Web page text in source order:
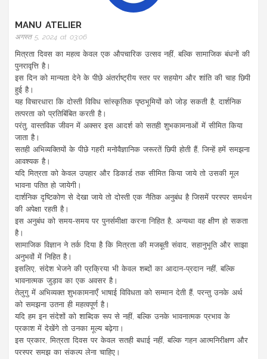
MANU ATELIER
अगस्त 5, 2024 at 03:06
मित्रता दिवस का महत्व केवल एक औपचारिक उत्सव नहीं, बल्कि सामाजिक बंधनों की
पुनरावृत्ति है।
इस दिन को मान्यता देने के पीछे अंतर्राष्ट्रीय स्तर पर सहयोग और शांति की चाह छिपी
हुई है।
यह विचारधारा कि दोस्ती विविध सांस्कृतिक पृष्ठभूमियों को जोड़ सकती है, दार्शनिक
तत्परता को प्रतिबिंबित करती है।
परंतु, वास्तविक जीवन में अक्सर इस आदर्श को सतही शुभकामनाओं में सीमित किया
जाता है।
सतही अभिव्यक्तियों के पीछे गहरी मनोवैज्ञानिक जरूरतें छिपी होती हैं, जिन्हें हमें समझना
आवश्यक है।
यदि मित्रता को केवल उपहार और डिकार्ड तक सीमित किया जाये तो उसकी मूल
भावना पतित हो जायेगी।
दार्शनिक दृष्टिकोण से देखा जाये तो दोस्ती एक नैतिक अनुबंध है जिसमें परस्पर समर्थन
की अपेक्षा रहती है।
इस अनुबंध को समय-समय पर पुनर्समीक्षा करना निहित है, अन्यथा वह क्षीण हो सकता
है।
सामाजिक विज्ञान ने तर्क दिया है कि मित्रता की मजबूती संवाद, सहानुभूति और साझा
अनुभवों में निहित है।
इसलिए, संदेश भेजने की प्रक्रिया भी केवल शब्दों का आदान-प्रदान नहीं, बल्कि
भावनात्मक जुड़ाव का एक अवसर है।
तेलुगु में अभिव्यक्त शुभकामनाएँ भाषाई विविधता को सम्मान देती हैं, परन्तु उनके अर्थ
को समझना उतना ही महत्वपूर्ण है।
यदि हम इन संदेशों को शाब्दिक रूप से नहीं, बल्कि उनके भावनात्मक प्रभाव के
प्रकाश में देखेंगे तो उनका मूल्य बढ़ेगा।
इस प्रकार, मित्रता दिवस पर केवल सतही बधाई नहीं, बल्कि गहन आत्मनिरीक्षण और
परस्पर समझ का संकल्प लेना चाहिए।